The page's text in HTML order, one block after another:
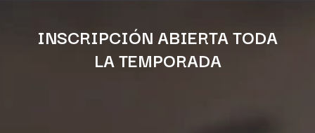
INSCRIPCIÓN ABIERTA TODA
LA TEMPORADA